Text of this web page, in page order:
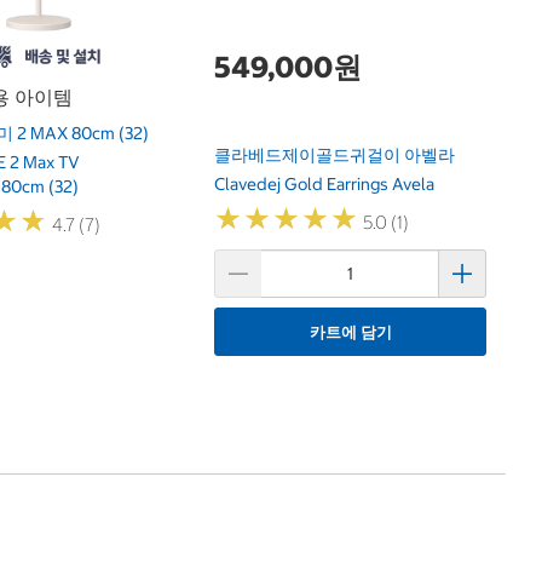
아이템
2 MAX 80cm (32)
2 Max TV
(32)
★
★ 4.7 (7)
549,000원
클라베드제이골드귀걸이 아벨라
Clavedej Gold Earrings Avela
★★★★★
★★★★★ 5.0 (1)
카트에 담기